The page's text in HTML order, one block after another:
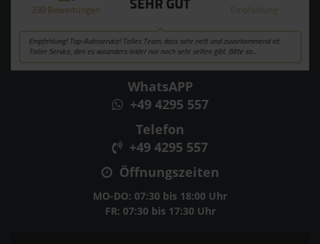
WhatsAPP
+49 4295 557
Telefon
+49 4295 557
Öffnungszeiten
MO-DO: 07:30 bis 18:00 Uhr
FR: 07:30 bis 17:30 Uhr